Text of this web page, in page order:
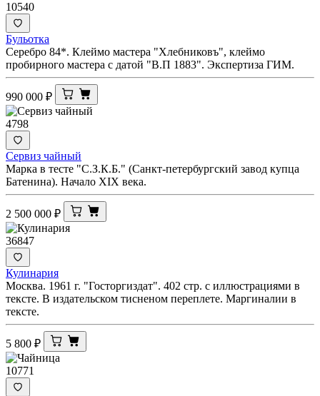
10540
Бульотка
Серебро 84*. Клеймо мастера "Хлебниковъ", клеймо
пробирного мастера с датой "В.П 1883". Экспертиза ГИМ.
990 000 ₽
4798
Сервиз чайный
Марка в тесте "С.З.К.Б." (Санкт-петербургский завод купца
Батенина). Начало XIX века.
2 500 000 ₽
36847
Кулинария
Москва. 1961 г. "Госторгиздат". 402 стр. с иллюстрациями в
тексте. В издательском тисненом переплете. Маргиналии в
тексте.
5 800 ₽
10771